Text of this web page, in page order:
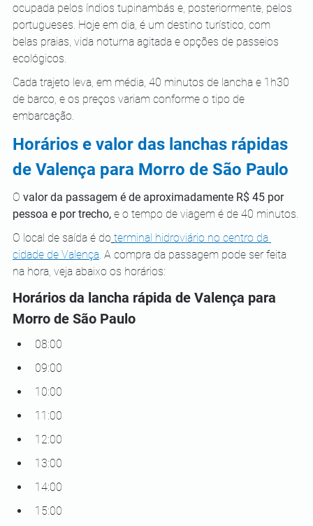
ocupada pelos índios tupinambás e, posteriormente, pelos
portugueses. Hoje em dia, é um destino turístico, com
belas praias, vida noturna agitada e opções de passeios
ecológicos.
Cada trajeto leva, em média, 40 minutos de lancha e 1h30
de barco, e os preços variam conforme o tipo de
embarcação.
Horários e valor das lanchas rápidas
de Valença para Morro de São Paulo
O valor da passagem é de aproximadamente R$ 45 por
pessoa e por trecho, e o tempo de viagem é de 40 minutos.
O local de saída é do terminal hidroviário no centro da
cidade de Valença. A compra da passagem pode ser feita
na hora, veja abaixo os horários:
Horários da lancha rápida de Valença para
Morro de São Paulo
08:00
09:00
10:00
11:00
12:00
13:00
14:00
15:00